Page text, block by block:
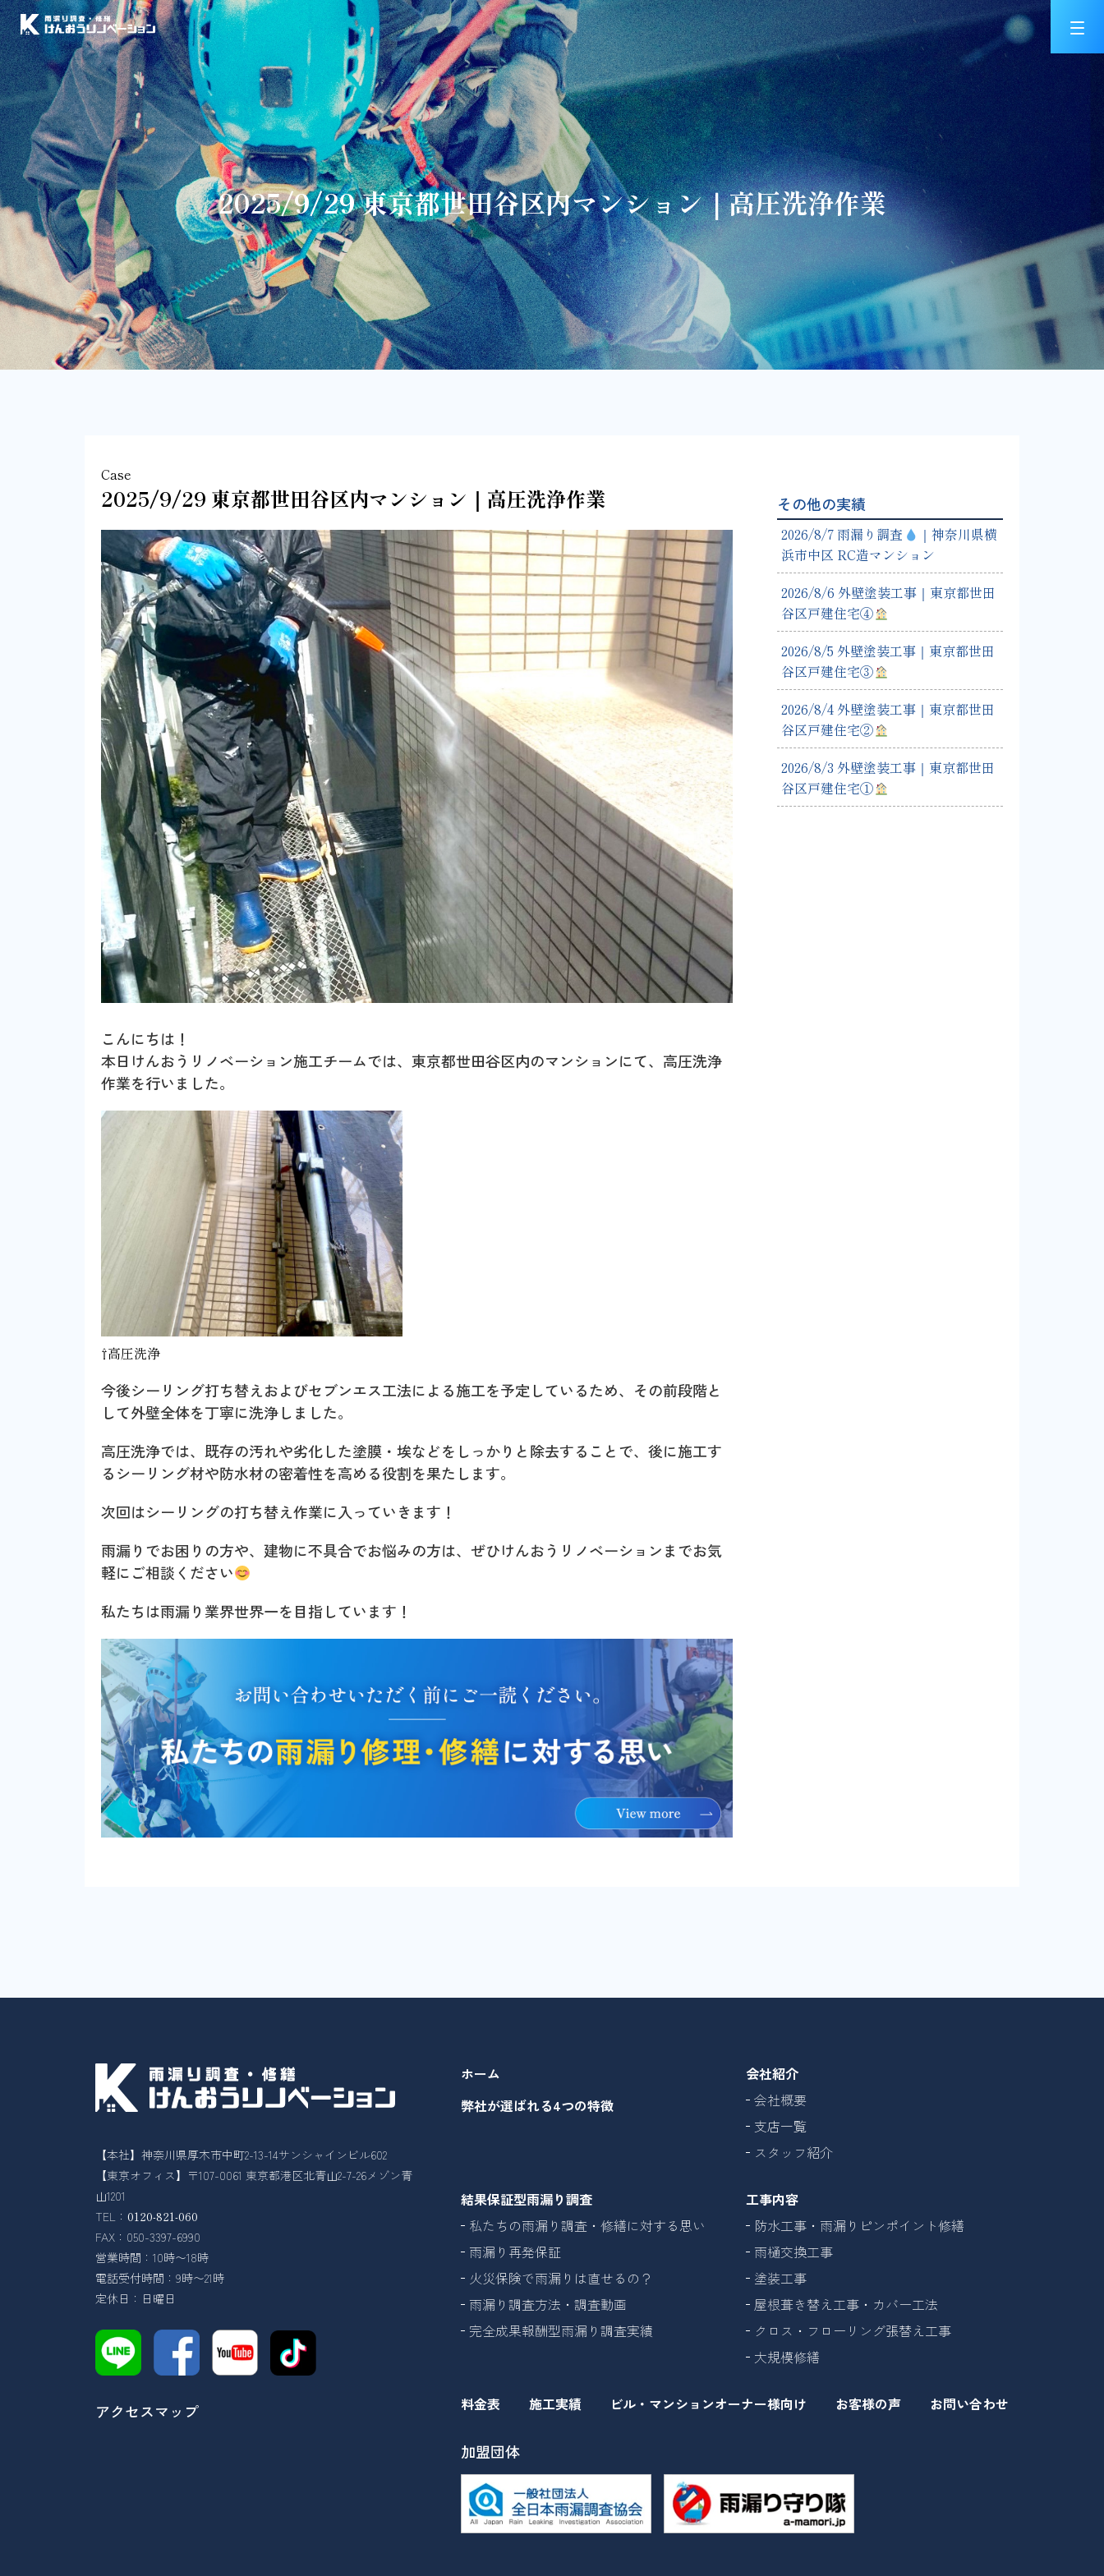
2025/9/29 東京都世田谷区内マンション｜高圧洗浄作業
Case
2025/9/29 東京都世田谷区内マンション｜高圧洗浄作業
こんにちは！
本日けんおうリノベーション施工チームでは、東京都世田谷区内のマンションにて、高圧洗浄
作業を行いました。
⇧高圧洗浄
今後シーリング打ち替えおよびセブンエス工法による施工を予定しているため、その前段階と
して外壁全体を丁寧に洗浄しました。
高圧洗浄では、既存の汚れや劣化した塗膜・埃などをしっかりと除去することで、後に施工す
るシーリング材や防水材の密着性を高める役割を果たします。
次回はシーリングの打ち替え作業に入っていきます！
雨漏りでお困りの方や、建物に不具合でお悩みの方は、ぜひけんおうリノベーションまでお気
軽にご相談ください
私たちは雨漏り業界世界一を目指しています！
その他の実績
2026/8/7 雨漏り調査
｜神奈川県横
浜市中区 RC造マンション
2026/8/6 外壁塗装工事｜東京都世田
谷区戸建住宅④
2026/8/5 外壁塗装工事｜東京都世田
谷区戸建住宅③
2026/8/4 外壁塗装工事｜東京都世田
谷区戸建住宅②
2026/8/3 外壁塗装工事｜東京都世田
谷区戸建住宅①
【本社】神奈川県厚木市中町2-13-14サンシャインビル602
【東京オフィス】〒107-0061 東京都港区北青山2-7-26メゾン青
山1201
TEL： 0120-821-060
FAX：050-3397-6990
営業時間：10時〜18時
電話受付時間：9時〜21時
定休日：日曜日
アクセスマップ
ホーム
弊社が選ばれる4つの特徴
会社紹介
会社概要
支店一覧
スタッフ紹介
結果保証型雨漏り調査
私たちの雨漏り調査・修繕に対する思い
雨漏り再発保証
火災保険で雨漏りは直せるの？
雨漏り調査方法・調査動画
完全成果報酬型雨漏り調査実績
工事内容
防水工事・雨漏りピンポイント修繕
雨樋交換工事
塗装工事
屋根葺き替え工事・カバー工法
クロス・フローリング張替え工事
大規模修繕
料金表 施工実績 ビル・マンションオーナー様向け お客様の声 お問い合わせ
加盟団体